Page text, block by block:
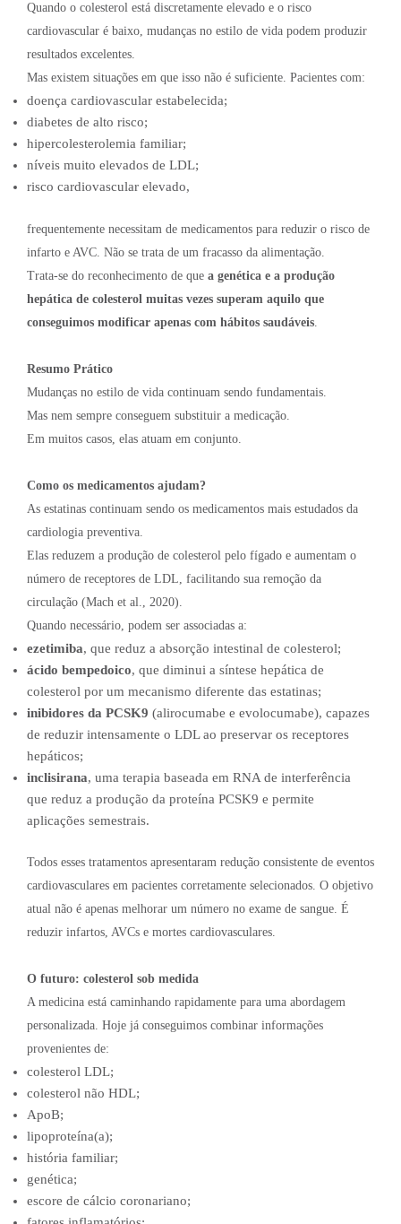
Quando o colesterol está discretamente elevado e o risco
cardiovascular é baixo, mudanças no estilo de vida podem produzir
resultados excelentes.
Mas existem situações em que isso não é suficiente. Pacientes com:
doença cardiovascular estabelecida;
diabetes de alto risco;
hipercolesterolemia familiar;
níveis muito elevados de LDL;
risco cardiovascular elevado,
frequentemente necessitam de medicamentos para reduzir o risco de
infarto e AVC. Não se trata de um fracasso da alimentação.
Trata-se do reconhecimento de que a genética e a produção
hepática de colesterol muitas vezes superam aquilo que
conseguimos modificar apenas com hábitos saudáveis
Resumo Prático
Mudanças no estilo de vida continuam sendo fundamentais.
Mas nem sempre conseguem substituir a medicação.
Em muitos casos, elas atuam em conjunto.
Como os medicamentos ajudam?
As estatinas continuam sendo os medicamentos mais estudados da
cardiologia preventiva.
Elas reduzem a produção de colesterol pelo fígado e aumentam o
número de receptores de LDL, facilitando sua remoção da
circulação (Mach et al., 2020).
Quando necessário, podem ser associadas a:
ezetimiba, que reduz a absorção intestinal de colesterol;
ácido bempedoico, que diminui a síntese hepática de
colesterol por um mecanismo diferente das estatinas;
inibidores da PCSK9 (alirocumabe e evolocumabe), capazes
de reduzir intensamente o LDL ao preservar os receptores
hepáticos;
inclisirana, uma terapia baseada em RNA de interferência
que reduz a produção da proteína PCSK9 e permite
aplicações semestrais.
Todos esses tratamentos apresentaram redução consistente de eventos
cardiovasculares em pacientes corretamente selecionados. O objetivo
atual não é apenas melhorar um número no exame de sangue. É
reduzir infartos, AVCs e mortes cardiovasculares.
O futuro: colesterol sob medida
A medicina está caminhando rapidamente para uma abordagem
personalizada. Hoje já conseguimos combinar informações
provenientes de:
colesterol LDL;
colesterol não HDL;
ApoB;
lipoproteína(a);
história familiar;
genética;
escore de cálcio coronariano;